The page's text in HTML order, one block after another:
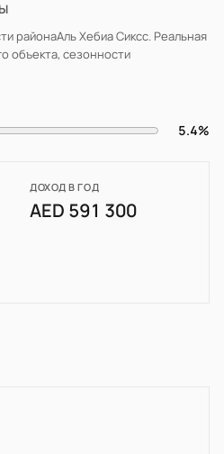
районаАль Хебиа Сиксс. Реальная
объекта, сезонности
5.4%
ДОХОД В ГОД
AED 591 300